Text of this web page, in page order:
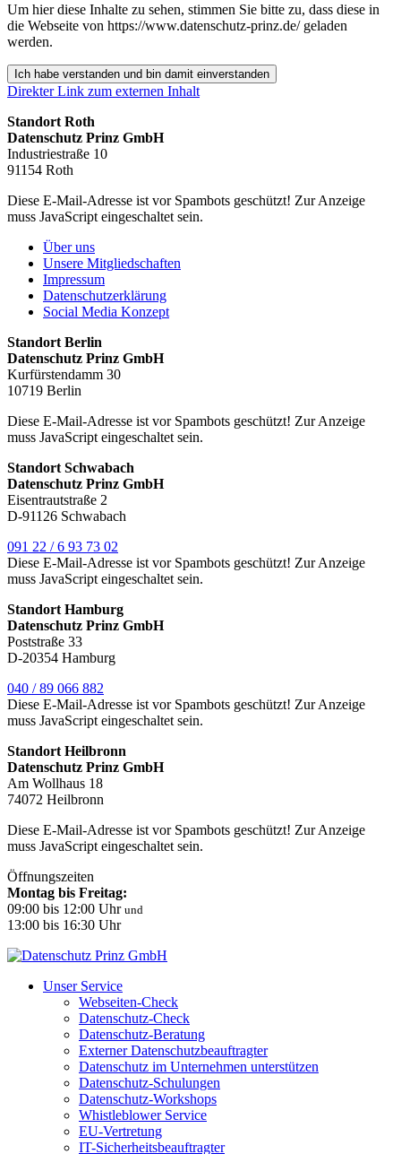
Um hier diese Inhalte zu sehen, stimmen Sie bitte zu, dass diese in
die Webseite von https://www.datenschutz-prinz.de/ geladen
werden.
Ich habe verstanden und bin damit einverstanden
Direkter Link zum externen Inhalt
Standort Roth
Datenschutz Prinz GmbH
Industriestraße 10
91154 Roth
Diese E-Mail-Adresse ist vor Spambots geschützt! Zur Anzeige
muss JavaScript eingeschaltet sein.
Über uns
Unsere Mitgliedschaften
Impressum
Datenschutzerklärung
Social Media Konzept
Standort Berlin
Datenschutz Prinz GmbH
Kurfürstendamm 30
10719 Berlin
Diese E-Mail-Adresse ist vor Spambots geschützt! Zur Anzeige
muss JavaScript eingeschaltet sein.
Standort Schwabach
Datenschutz Prinz GmbH
Eisentrautstraße 2
D-91126 Schwabach
091 22 / 6 93 73 02
Diese E-Mail-Adresse ist vor Spambots geschützt! Zur Anzeige
muss JavaScript eingeschaltet sein.
Standort Hamburg
Datenschutz Prinz GmbH
Poststraße 33
D-20354 Hamburg
040 / 89 066 882
Diese E-Mail-Adresse ist vor Spambots geschützt! Zur Anzeige
muss JavaScript eingeschaltet sein.
Standort Heilbronn
Datenschutz Prinz GmbH
Am Wollhaus 18
74072 Heilbronn
Diese E-Mail-Adresse ist vor Spambots geschützt! Zur Anzeige
muss JavaScript eingeschaltet sein.
Öffnungszeiten
Montag bis Freitag:
09:00 bis 12:00 Uhr und
13:00 bis 16:30 Uhr
Unser Service
Webseiten-Check
Datenschutz-Check
Datenschutz-Beratung
Externer Datenschutzbeauftragter
Datenschutz im Unternehmen unterstützen
Datenschutz-Schulungen
Datenschutz-Workshops
Whistleblower Service
EU-Vertretung
IT-Sicherheitsbeauftragter